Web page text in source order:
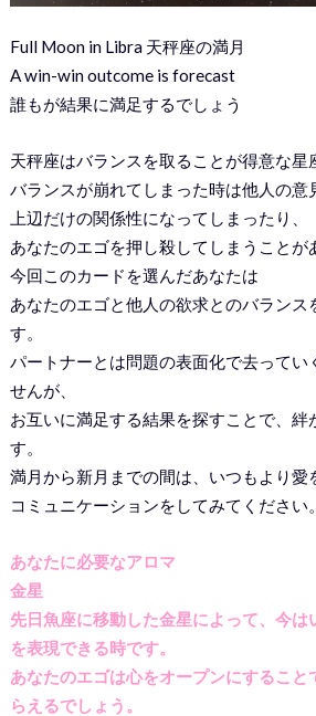
Full Moon in Libra 天秤座の満月
A win-win outcome is forecast
誰もが結果に満足するでしょう
天秤座はバランスを取ることが得意な星
バランスが崩れてしまった時は他人の意
上辺だけの関係性になってしまったり、
あなたのエゴを押し殺してしまうことが
今回このカードを選んだあなたは
あなたのエゴと他人の欲求とのバランス
す。
パートナーとは問題の表面化で去ってい
せんが、
お互いに満足する結果を探すことで、絆
す。
満月から新月までの間は、いつもより愛
コミュニケーションをしてみてください。
あなたに必要なアロマ
金星
先日魚座に移動した金星によって、今は
を表現できる時です。
あなたのエゴは心をオープンにすること
らえるでしょう。